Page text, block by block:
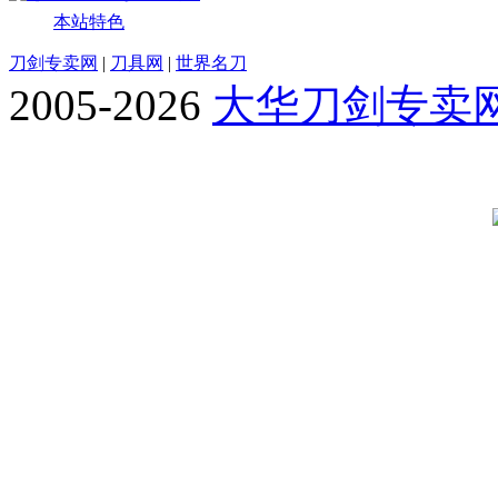
本站特色
刀剑专卖网 | 刀具网 | 世界名刀
2005-2026 大华刀剑专卖